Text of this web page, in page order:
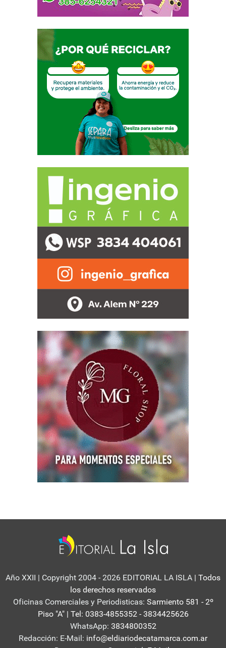
Año XXII | Copyright 2004 - 2026 EDITORIAL LA ISLA | Todos
los derechos reservados
Oficinas Comerciales y Periodisticas: Sarmiento 581 - 2º
Piso "A" | Tel: 0383-4855352 - 3834425626
WhatsApp: 3834800352
Redacción: E-Mail: info@eldiariodecatamarca.com.ar